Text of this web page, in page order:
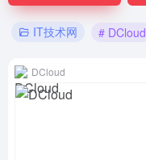
IT技术网 # DCloud
DCloud